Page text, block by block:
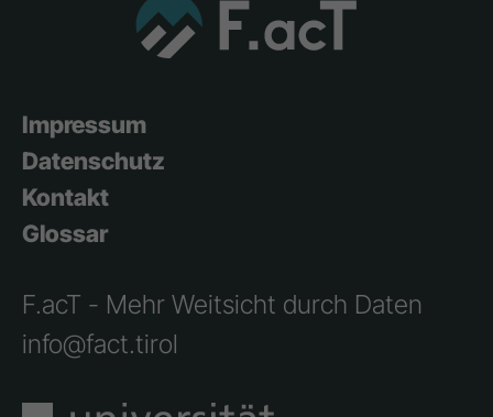
Impressum
Datenschutz
Kontakt
Glossar
F.acT - Mehr Weitsicht durch Daten
info@fact.tirol